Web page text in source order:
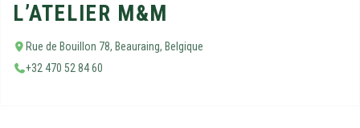
L’ATELIER M&M
Rue de Bouillon 78, Beauraing, Belgique
+32 470 52 84 60